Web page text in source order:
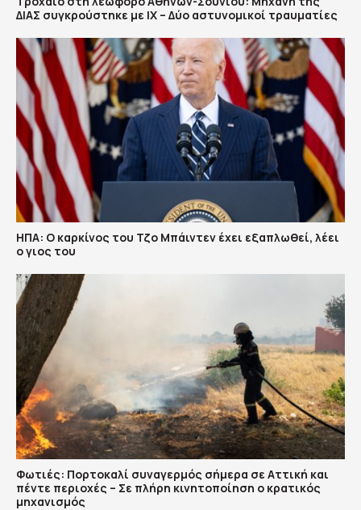
ΔΙΑΣ συγκρούστηκε με ΙΧ – Δύο αστυνομικοί τραυματίες
ΗΠΑ: Ο καρκίνος του Τζο Μπάιντεν έχει εξαπλωθεί, λέει
ο γιος του
Φωτιές: Πορτοκαλί συναγερμός σήμερα σε Αττική και
πέντε περιοχές – Σε πλήρη κινητοποίηση ο κρατικός
μηχανισμός